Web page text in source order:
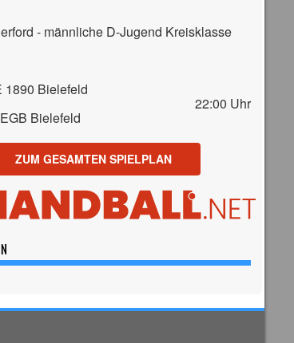
- männliche D-Jugend Kreisklasse
1890 Bielefeld
Bielefeld
22:00 Uhr
ZUM GESAMTEN SPIELPLAN